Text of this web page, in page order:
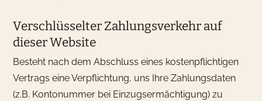
Verschlüsselter Zahlungsverkehr auf
dieser Website
Besteht nach dem Abschluss eines kostenpflichtigen
Vertrags eine Verpflichtung, uns Ihre Zahlungsdaten
(z.B. Kontonummer bei Einzugsermächtigung) zu